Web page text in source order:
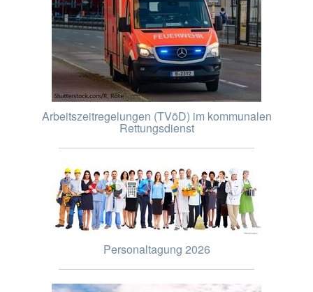
Arbeitszeitregelungen (TVöD) im kommunalen
Rettungsdienst
Personaltagung 2026